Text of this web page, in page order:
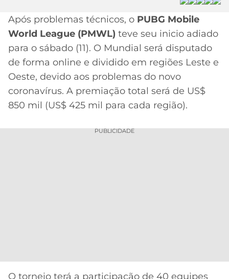
PROMOCIONAL
BETBOOM
CÓDIGO
DE
INDICAÇÃO
BET365
MELHORES
CASSINOS
PALMEIRAS
CORINTHIANS
SÃO
PAULO
SANTOS
BRASILEIRÃO
SÉRIE
LIBERTADORES
COPA
DO
CAMPEÕES
MÍDIA
ESPORTIVA
MERCADO
BOLA
PALPITES
Após problemas técnicos, o PUBG Mobile
World League (PMWL) teve seu inicio adiado
para o sábado (11). O Mundial será disputado
de forma online e dividido em regiões Leste e
Oeste, devido aos problemas do novo
coronavírus. A premiação total será de US$
850 mil (US$ 425 mil para cada região).
PUBLICIDADE
O torneio terá a participação de 40 equipes